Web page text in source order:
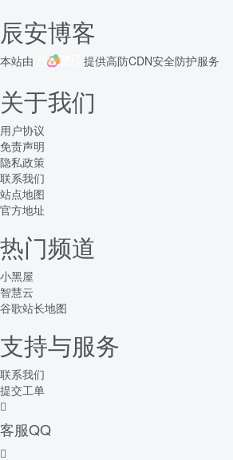
辰安博客
本站由 提供高防CDN安全防护服务
关于我们
用户协议
免责声明
隐私政策
联系我们
站点地图
官方地址
热门频道
小黑屋
智慧云
谷歌站长地图
支持与服务
联系我们
提交工单
客服QQ